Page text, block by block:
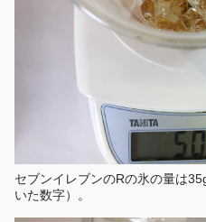
セブンイレブンのRの氷の量は
いた数字）。